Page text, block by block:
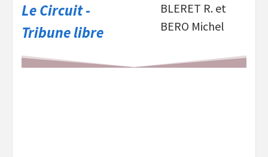
Le Circuit -
Tribune libre
BLERET R. et
BERO Michel